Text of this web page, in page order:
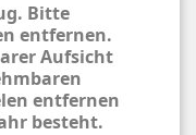
Bitte
entfernen.
Aufsicht
entfernen
besteht.